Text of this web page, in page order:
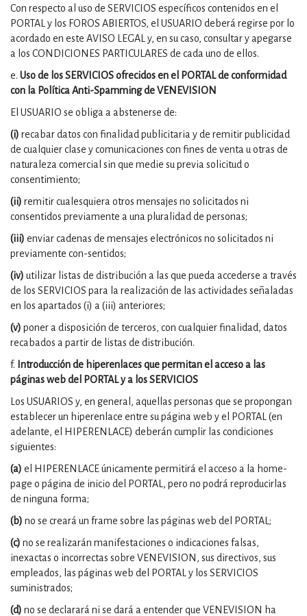
Con respecto al uso de SERVICIOS específicos contenidos en el
PORTAL y los FOROS ABIERTOS, el USUARIO deberá regirse por lo
acordado en este AVISO LEGAL y, en su caso, consultar y apegarse
a los CONDICIONES PARTICULARES de cada uno de ellos.
e. Uso de los SERVICIOS ofrecidos en el PORTAL de conformidad
con la Política Anti-Spamming de VENEVISION
El USUARIO se obliga a abstenerse de:
(i) recabar datos con finalidad publicitaria y de remitir publicidad
de cualquier clase y comunicaciones con fines de venta u otras de
naturaleza comercial sin que medie su previa solicitud o
consentimiento;
(ii) remitir cualesquiera otros mensajes no solicitados ni
consentidos previamente a una pluralidad de personas;
(iii) enviar cadenas de mensajes electrónicos no solicitados ni
previamente con-sentidos;
(iv) utilizar listas de distribución a las que pueda accederse a través
de los SERVICIOS para la realización de las actividades señaladas
en los apartados (i) a (iii) anteriores;
(v) poner a disposición de terceros, con cualquier finalidad, datos
recabados a partir de listas de distribución.
f. Introducción de hiperenlaces que permitan el acceso a las
páginas web del PORTAL y a los SERVICIOS
Los USUARIOS y, en general, aquellas personas que se propongan
establecer un hiperenlace entre su página web y el PORTAL (en
adelante, el HIPERENLACE) deberán cumplir las condiciones
siguientes:
(a) el HIPERENLACE únicamente permitirá el acceso a la home-
page o página de inicio del PORTAL, pero no podrá reproducirlas
de ninguna forma;
(b) no se creará un frame sobre las páginas web del PORTAL;
(c) no se realizarán manifestaciones o indicaciones falsas,
inexactas o incorrectas sobre VENEVISION, sus directivos, sus
empleados, las páginas web del PORTAL y los SERVICIOS
suministrados;
(d) no se declarará ni se dará a entender que VENEVISION ha